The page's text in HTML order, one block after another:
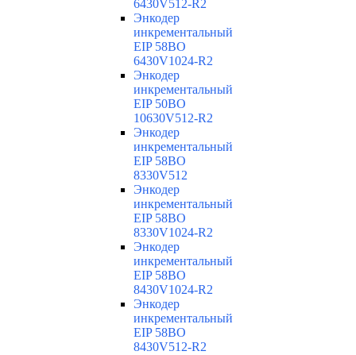
6430V512-R2
Энкодер
инкрементальный
EIP 58BO
6430V1024-R2
Энкодер
инкрементальный
EIP 50BO
10630V512-R2
Энкодер
инкрементальный
EIP 58BO
8330V512
Энкодер
инкрементальный
EIP 58BO
8330V1024-R2
Энкодер
инкрементальный
EIP 58BO
8430V1024-R2
Энкодер
инкрементальный
EIP 58BO
8430V512-R2